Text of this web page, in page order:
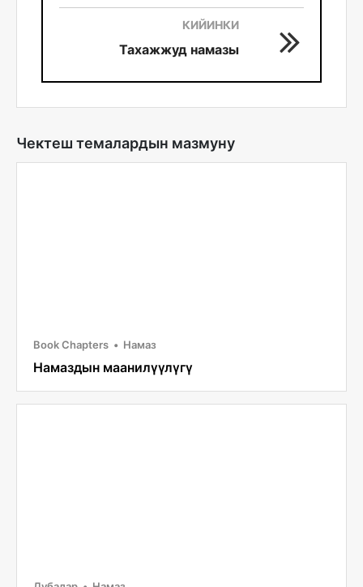
Чектеш темалардын мазмуну
Book Chapters Намаз
Намаздын маанилүүлүгү
КИЙИНКИ
Тахажжуд намазы